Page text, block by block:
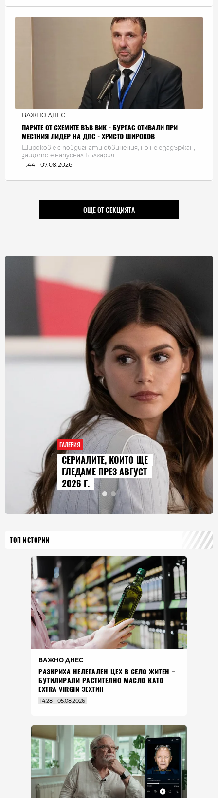
ВАЖНО ДНЕС
ПАРИТЕ ОТ СХЕМИТЕ ВЪВ ВИК - БУРГАС ОТИВАЛИ ПРИ
МЕСТНИЯ ЛИДЕР НА ДПС - ХРИСТО ШИРОКОВ
Широков е с повдигнати обвинения, но не е задържан,
защото е напуснал България
11:44 - 07.08.2026
ОЩЕ ОТ СЕКЦИЯТА
ГАЛЕРИЯ
СЕРИАЛИТЕ, КОИТО ЩЕ
ГЛЕДАМЕ ПРЕЗ АВГУСТ
2026 Г.
ТОП ИСТОРИИ
ВАЖНО ДНЕС
РАЗКРИХА НЕЛЕГАЛЕН ЦЕХ В СЕЛО ЖИТЕН –
БУТИЛИРАЛИ РАСТИТЕЛНО МАСЛО КАТО
EXTRA VIRGIN ЗЕХТИН
14:28 - 05.08.2026